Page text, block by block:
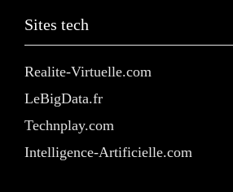
Sites tech
Realite-Virtuelle.com
LeBigData.fr
Technplay.com
Intelligence-Artificielle.com